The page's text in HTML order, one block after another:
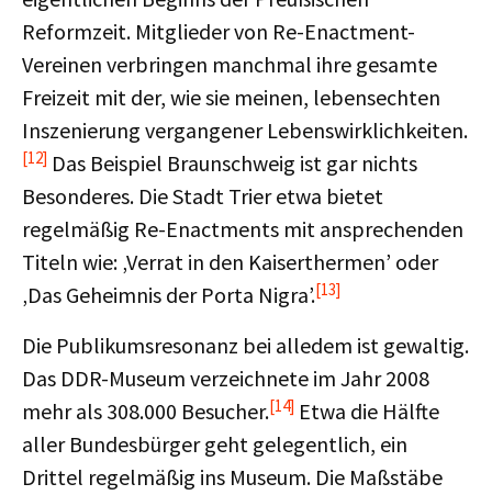
Reformzeit. Mitglieder von Re-Enactment-
Vereinen verbringen manchmal ihre gesamte
Freizeit mit der, wie sie meinen, lebensechten
Inszenierung vergangener Lebenswirklichkeiten.
[12] Das Beispiel Braunschweig ist gar nichts
Besonderes. Die Stadt Trier etwa bietet
regelmäßig Re-Enactments mit ansprechenden
Titeln wie: ‚Verrat in den Kaiserthermen’ oder
‚Das Geheimnis der Porta Nigra’.[13]
Die Publikumsresonanz bei alledem ist gewaltig.
Das DDR-Museum verzeichnete im Jahr 2008
mehr als 308.000 Besucher.[14] Etwa die Hälfte
aller Bundesbürger geht gelegentlich, ein
Drittel regelmäßig ins Museum. Die Maßstäbe